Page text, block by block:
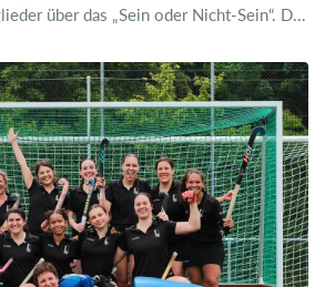
über das „Sein oder Nicht-Sein“. D...